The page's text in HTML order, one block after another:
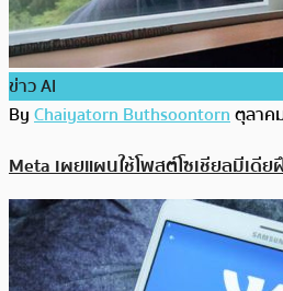
ข่าว AI
ByChaiyatorn Buthsoontornตุลาค
Meta เผยแผนใช้โพสต์โซเชียลมีเดี